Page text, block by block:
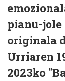
pianu-jole
originala
Urriaren
2023ko